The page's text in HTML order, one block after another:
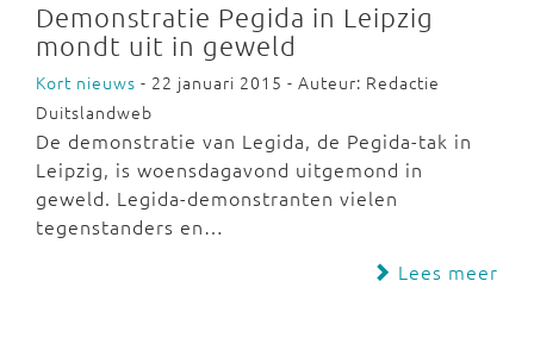
Demonstratie Pegida in Leipzig
mondt uit in geweld
Kort nieuws - 22 januari 2015 - Auteur: Redactie
Duitslandweb
De demonstratie van Legida, de Pegida-tak in
Leipzig, is woensdagavond uitgemond in
geweld. Legida-demonstranten vielen
tegenstanders en…
Lees meer